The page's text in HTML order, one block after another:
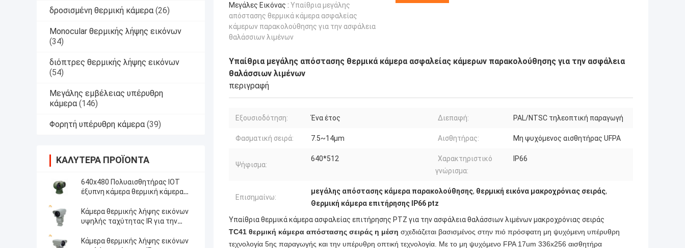
δροσισμένη θερμική κάμερα (26)
Monocular θερμικής λήψης εικόνων
(34)
διόπτρες θερμικής λήψης εικόνων
(54)
Μεγάλης εμβέλειας υπέρυθρη
κάμερα (146)
Φορητή υπέρυθρη κάμερα (39)
ΚΑΛΎΤΕΡΑ ΠΡΟΪΌΝΤΑ
640x480 Πολυαισθητήρας IOT
έξυπνη κάμερα θερμική κάμερα
παρακολούθηση μεγάλου
βεληνεκούς
Κάμερα θερμικής λήψης εικόνων
υψηλής ταχύτητας IR για την
Κάμερα θερμικής λήψης εικόνων
Μεγάλες Εικόνας : Υπαίθρια μεγάλης
απόστασης θερμικά κάμερα ασφαλείας
κάμερων παρακολούθησης για την ασφάλεια
θαλάσσιων λιμένων
Υπαίθρια μεγάλης απόστασης θερμικά κάμερα ασφαλείας κάμερων παρακολούθησης για την ασφάλεια
θαλάσσιων λιμένων
περιγραφή
Εξουσιοδότηση: Ένα έτος Διεπαφή: PAL/NTSC τηλεοπτική παραγωγή
Φασματική σειρά: 7.5~14μm Αισθητήρας: Μη ψυχόμενος αισθητήρας UFPA
Ψήφισμα:
640*512
Χαρακτηριστικό
γνώρισμα:
IP66
Επισημαίνω:
μεγάλης απόστασης κάμερα παρακολούθησης, θερμική εικόνα μακροχρόνιας σειράς,
Θερμική κάμερα επιτήρησης IP66 ptz
Υπαίθρια θερμικά κάμερα ασφαλείας επιτήρησης PTZ για την ασφάλεια θαλάσσιων λιμένων μακροχρόνιας σειράς
TC41 θερμική κάμερα απόστασης σειράς η μέση σχεδιάζεται βασισμένος στην πιό πρόσφατη μη ψυχόμενη υπέρυθρη
τεχνολογία 5ης παραγωγής και την υπέρυθρη οπτική τεχνολογία. Με το μη ψυχόμενο FPA 17um 336x256 αισθητήρα